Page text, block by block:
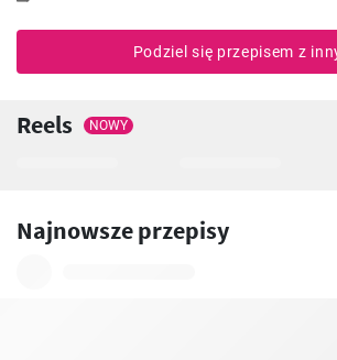
Podziel się przepisem z
Reels NOWY
Najnowsze przepisy